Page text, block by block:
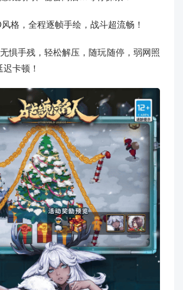
格，全程逐帧手绘，战斗超流畅！
惧手残，轻松解压，随玩随停，弱网照
卡顿！